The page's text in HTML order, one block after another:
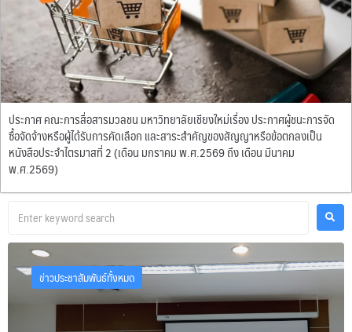
ประกาศ คณะการสื่อสารมวลชน มหาวิทยาลัยเชียงใหม่เรื่อง ประกาศผู้ชนะการจัด
ซื้อจัดจ้างหรือผู้ได้รับการคัดเลือก และสาระสำคัญของสัญญาหรือข้อตกลงเป็น
หนังสือประจำไตรมาสที่ 2 (เดือน มกราคม พ.ศ.2569 ถึง เดือน มีนาคม
พ.ศ.2569)
ข่าวประชาสัมพันธ์ทั้งหมด